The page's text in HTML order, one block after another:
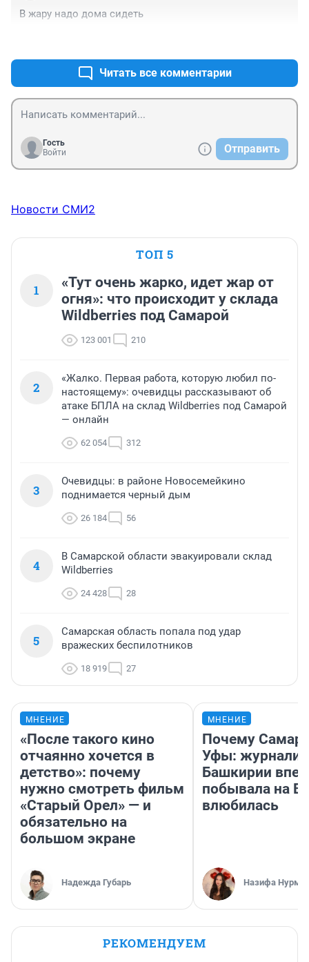
В жару надо дома сидеть
Читать все комментарии
Гость
Войти
Отправить
Новости СМИ2
ТОП 5
1
«Тут очень жарко, идет жар от
огня»: что происходит у склада
Wildberries под Самарой
123 001 210
2
«Жалко. Первая работа, которую любил по-
настоящему»: очевидцы рассказывают об
атаке БПЛА на склад Wildberries под Самарой
— онлайн
62 054 312
3
Очевидцы: в районе Новосемейкино
поднимается черный дым
26 184 56
4
В Самарской области эвакуировали склад
Wildberries
24 428 28
5
Самарская область попала под удар
вражеских беспилотников
18 919 27
МНЕНИЕ
«После такого кино
отчаянно хочется в
детство»: почему
нужно смотреть фильм
«Старый Орел» — и
обязательно на
большом экране
Надежда Губарь
МНЕНИЕ
Почему
Уфы:
Башкирии
побывала на
влюбилась
Назифа
РЕКОМЕНДУЕМ